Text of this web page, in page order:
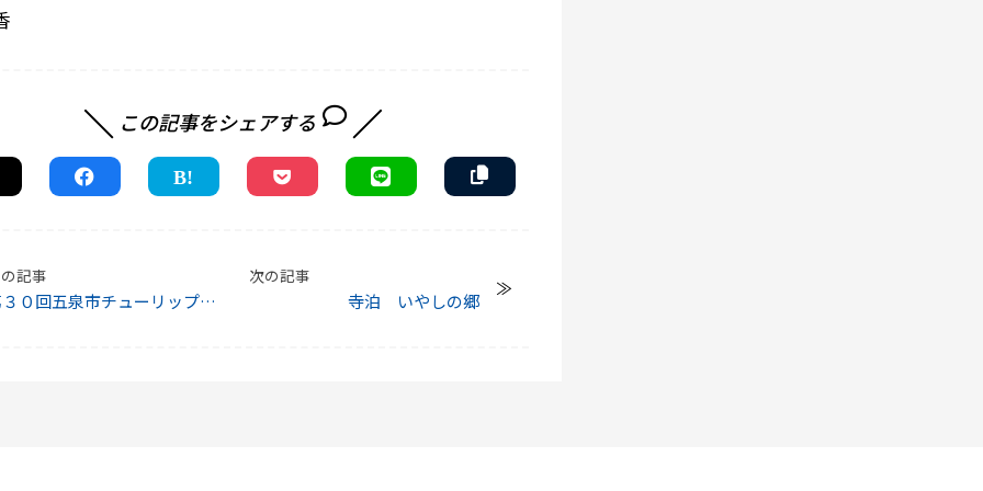
この記事をシェアする
記事
０回五泉市チューリップま
次の記事
寺泊 いやしの郷